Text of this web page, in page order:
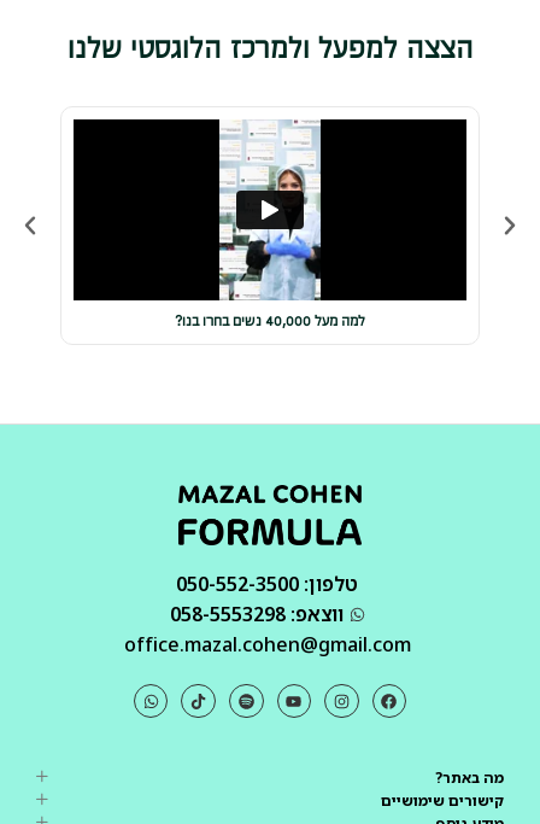
הצצה למפעל ולמרכז הלוגסטי שלנו
למה מעל 40,000 נשים בחרו בנו?
טלפון: 050-552-3500
ווצאפ: 058-5553298
office.mazal.cohen@gmail.com
מה באתר?
קישורים שימושיים